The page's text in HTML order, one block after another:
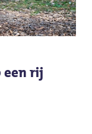
rij